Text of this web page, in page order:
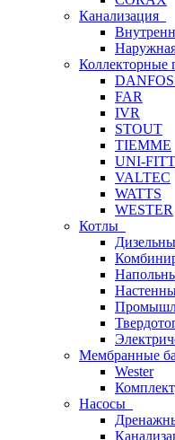
Канализация
Коллекторные
FAR
IVR
STOUT
TIEMME
UNI-FITT
VALTEC
WATTS
WESTER
Котлы
Мембранные
Wester
Насосы